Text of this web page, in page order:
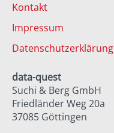
Kontakt
Impressum
Datenschutzerklärung
data-quest
Suchi & Berg GmbH
Friedländer Weg 20a
37085 Göttingen